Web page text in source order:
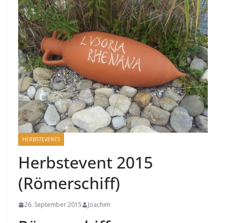
HERBSTEVENTS
Herbstevent 2015
(Römerschiff)
26. September 2015 Joachim